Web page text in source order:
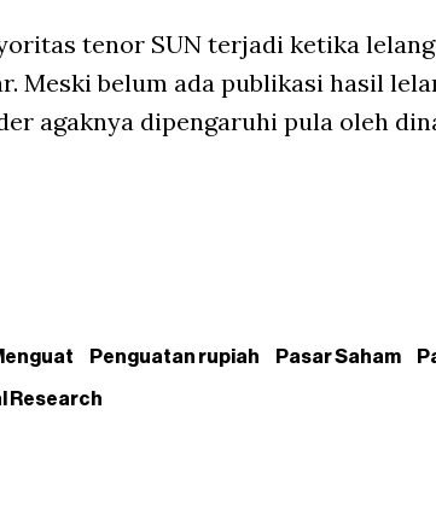
tenor SUN terjadi ketika
Meski belum ada publikasi hasil
agaknya dipengaruhi pula oleh
Penguatan rupiah Pasar Saham
Research